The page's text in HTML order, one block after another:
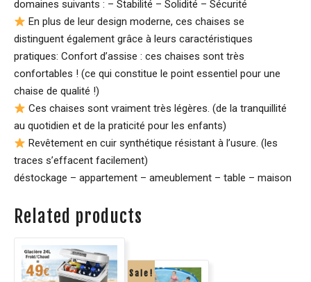
domaines suivants : – Stabilité – Solidité – Sécurité
En plus de leur design moderne, ces chaises se
distinguent également grâce à leurs caractéristiques
pratiques: Confort d’assise : ces chaises sont très
confortables ! (ce qui constitue le point essentiel pour une
chaise de qualité !)
Ces chaises sont vraiment très légères. (de la tranquillité
au quotidien et de la praticité pour les enfants)
Revêtement en cuir synthétique résistant à l’usure. (les
traces s’effacent facilement)
déstockage – appartement – ameublement – table – maison
Related products
Sale!